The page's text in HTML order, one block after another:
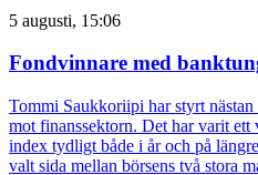
5 augusti, 15:06
Fondvinnare med
Tommi Saukkoriipi har styrt
mot finanssektorn. Det har varit ett
index tydligt både i år och på
valt sida mellan börsens två stora